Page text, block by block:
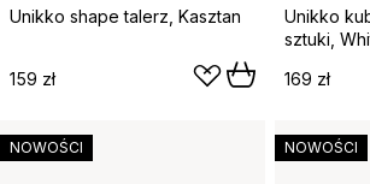
Unikko shape talerz, Kasztan
159 zł
Unikko
sztuki,
169 zł
NOWOŚCI NOWOŚCI